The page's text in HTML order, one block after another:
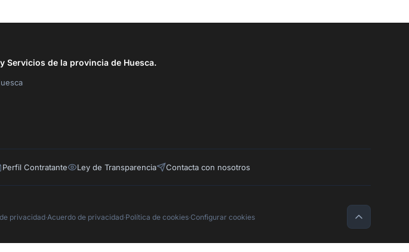
Servicios de la provincia de Huesca.
Perfil Contratante Ley de Transparencia Contacta con nosotros
privacidad·Acuerdo de privacidad·Política de cookies·Configurar cookies